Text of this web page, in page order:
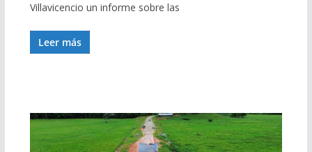
Villavicencio un informe sobre las
Leer más